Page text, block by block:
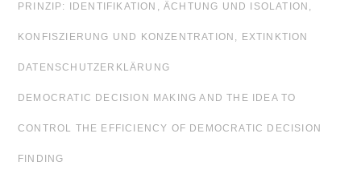
PRINZIP: IDENTIFIKATION, ÄCHTUNG UND ISOLATION,
KONFISZIERUNG UND KONZENTRATION, EXTINKTION
DATENSCHUTZERKLÄRUNG
DEMOCRATIC DECISION MAKING AND THE IDEA TO
CONTROL THE EFFICIENCY OF DEMOCRATIC DECISION
FINDING